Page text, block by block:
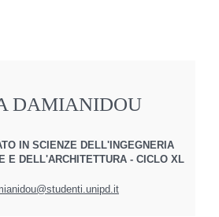
DAMIANIDOU
IN SCIENZE DELL'INGEGNERIA
E DELL'ARCHITETTURA - CICLO XL